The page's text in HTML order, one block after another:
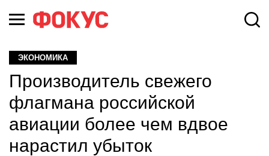
ЭКОНОМИКА
Производитель свежего
флагмана российской
авиации более чем вдвое
нарастил убыток